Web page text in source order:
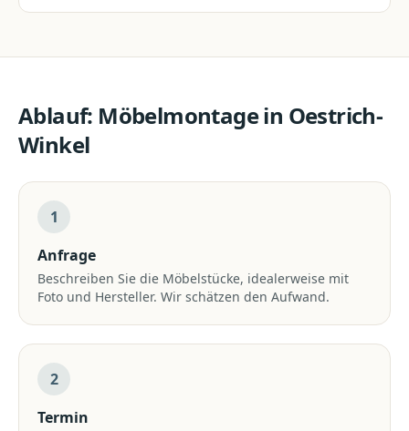
Ablauf: Möbelmontagein Oestrich-
Winkel
1
Anfrage
Beschreiben Sie die Möbelstücke, idealerweise mit
Foto und Hersteller. Wir schätzen den Aufwand.
2
Termin